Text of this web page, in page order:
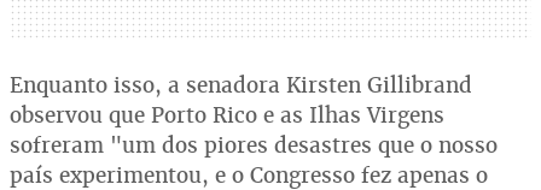
Enquanto isso, a senadora Kirsten Gillibrand
observou que Porto Rico e as Ilhas Virgens
sofreram "um dos piores desastres que o nosso
país experimentou, e o Congresso fez apenas o